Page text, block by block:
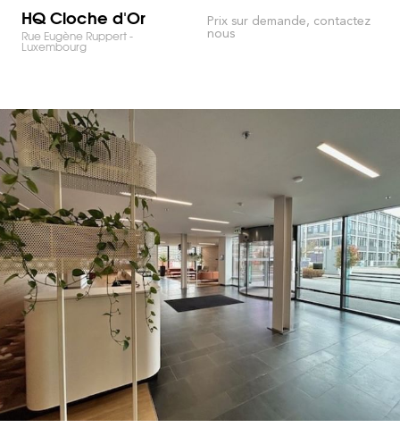
HQ Cloche d'Or
Rue Eugène Ruppert -
Luxembourg
Prix sur demande, contactez
nous